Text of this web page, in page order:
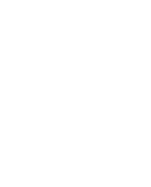
lots of analogies
Most CCNA abstraction
you in your cocky
Your It Dream
conception or